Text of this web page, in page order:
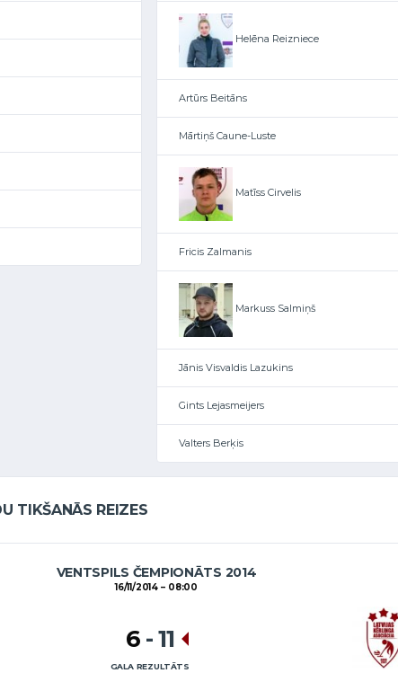
Helēna Reizniece
Artūrs Beitāns
Mārtiņš Caune-Luste
Matīss Cirvelis
Fricis Zalmanis
Markuss Salmiņš
Jānis Visvaldis Lazukins
Gints Lejasmeijers
Valters Berķis
TIKŠANĀS REIZES
VENTSPILS ČEMPIONĀTS 2014
16/11/2014 08:00
6 -11
GALA REZULTĀTS